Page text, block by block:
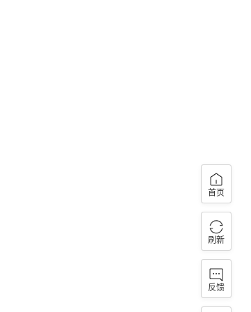
首页
刷新
反馈